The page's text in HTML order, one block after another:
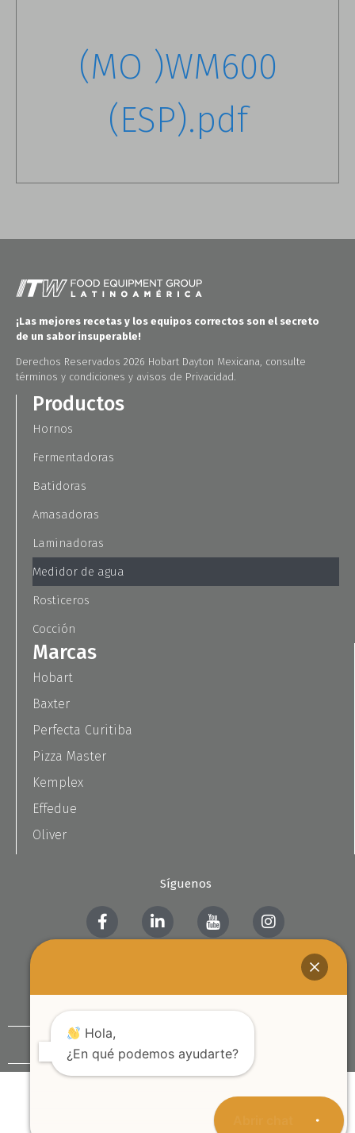
(MO )WM600
(ESP).pdf
¡Las mejores recetas y los equipos correctos son el secreto
de un sabor insuperable!
Derechos Reservados 2026 Hobart Dayton Mexicana, consulte
términos y condiciones y avisos de Privacidad.
Productos
Hornos
Fermentadoras
Batidoras
Amasadoras
Laminadoras
Medidor de agua
Rosticeros
Cocción
Marcas
Hobart
Baxter
Perfecta Curitiba
Pizza Master
Kemplex
Effedue
Oliver
Síguenos
Contáctanos
©2026 ITW Food Equipment Group Latinoamérica
Hola,
¿En qué podemos ayudarte?